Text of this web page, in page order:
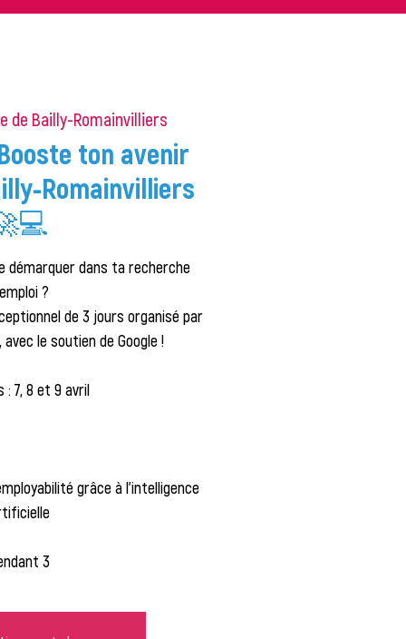
de Bailly-Romainvilliers
ton avenir
Romainvilliers
démarquer dans ta recherche
?
de 3 jours organisé par
le soutien de Google !
: 7, 8 et 9 avril
grâce à l’intelligence
3